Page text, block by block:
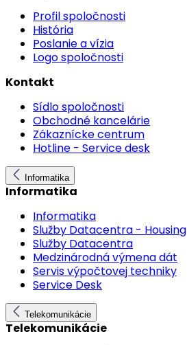
Profil spoločnosti
História
Poslanie a vízia
Logo spoločnosti
Kontakt
Sídlo spoločnosti
Obchodné kancelárie
Zákaznícke centrum
Hotline - Service desk
Informatika
Informatika
Informatika
Služby Datacentra - Housing
Služby Datacentra
Medzinárodná výmena dát
Servis výpočtovej techniky
Service Desk
Telekomunikácie
Telekomunikácie